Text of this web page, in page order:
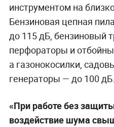
инструментом на
Бензиновая цепная
до 115 дБ, бензиновый
перфораторы и
а газонокосилки,
генераторы — до 100 дБ.
«При работе без
воздействие шума